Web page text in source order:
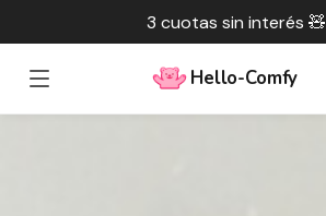
3 cuotas sin interés 🧸
Hello-Comfy